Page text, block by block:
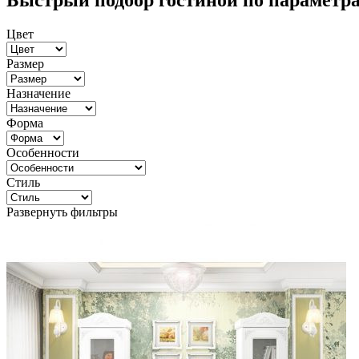
Цвет
Размер
Назначение
Форма
Особенности
Стиль
Развернуть фильтры